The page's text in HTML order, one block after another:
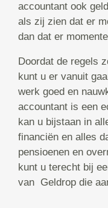
accountant ook
als zij zien dat er
dan dat er
Doordat de regels
kunt u er vanuit
werk goed en
accountant is een
kan u bijstaan in
financiën en alles
pensioenen en
kunt u terecht bij
van Geldrop die